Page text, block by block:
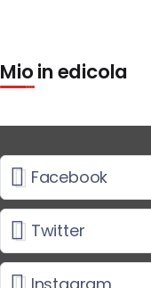
Mio in edicola
Facebook
Twitter